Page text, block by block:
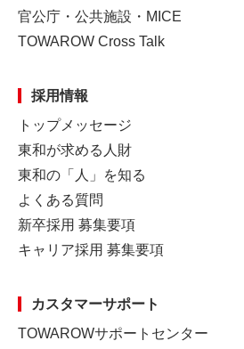
官公庁・公共施設・MICE
TOWAROW Cross Talk
採用情報
トップメッセージ
東和が求める人財
東和の「人」を知る
よくある質問
新卒採用 募集要項
キャリア採用 募集要項
カスタマーサポート
TOWAROWサポートセンター